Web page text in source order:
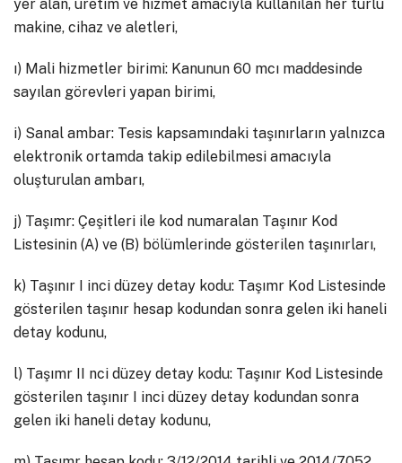
yer alan, üretim ve hizmet amacıyla kullanılan her türlü
makine, cihaz ve aletleri,
ı) Mali hizmetler birimi: Kanunun 60 mcı maddesinde
sayılan görevleri yapan birimi,
i) Sanal ambar: Tesis kapsamındaki taşınırların yalnızca
elektronik ortamda takip edilebilmesi amacıyla
oluşturulan ambarı,
j) Taşımr: Çeşitleri ile kod numaralan Taşınır Kod
Listesinin (A) ve (B) bölümlerinde gösterilen taşınırları,
k) Taşınır I inci düzey detay kodu: Taşımr Kod Listesinde
gösterilen taşınır hesap kodundan sonra gelen iki haneli
detay kodunu,
l) Taşımr II nci düzey detay kodu: Taşınır Kod Listesinde
gösterilen taşınır I inci düzey detay kodundan sonra
gelen iki haneli detay kodunu,